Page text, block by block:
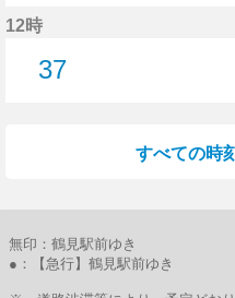
12時
37
すべての時
無印：鶴見駅前ゆき
●：【急行】鶴見駅前ゆき